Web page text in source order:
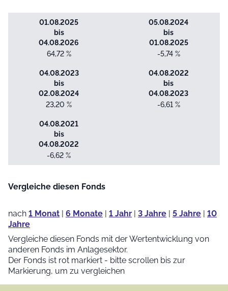
01.08.2025
bis
04.08.2026
64,72 %
05.08.2024
bis
01.08.2025
-5,74 %
04.08.2023
bis
02.08.2024
23,20 %
04.08.2022
bis
04.08.2023
-6,61 %
04.08.2021
bis
04.08.2022
-6,62 %
Vergleiche diesen Fonds
nach 1 Monat | 6 Monate | 1 Jahr | 3 Jahre | 5 Jahre | 10
Jahre
Vergleiche diesen Fonds mit der Wertentwicklung von
anderen Fonds im Anlagesektor.
Der Fonds ist rot markiert - bitte scrollen bis zur
Markierung, um zu vergleichen